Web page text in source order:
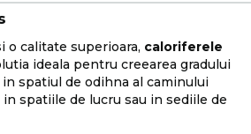
o calitate superioara, caloriferele
ideala pentru creearea gradului
spatiul de odihna al caminului
spatiile de lucru sau in sediile de